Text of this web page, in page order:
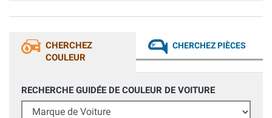
CHERCHEZ
COULEUR
CHERCHEZ PIÈCES
RECHERCHE GUIDÉE DE COULEUR DE VOITURE
Marque de Voiture